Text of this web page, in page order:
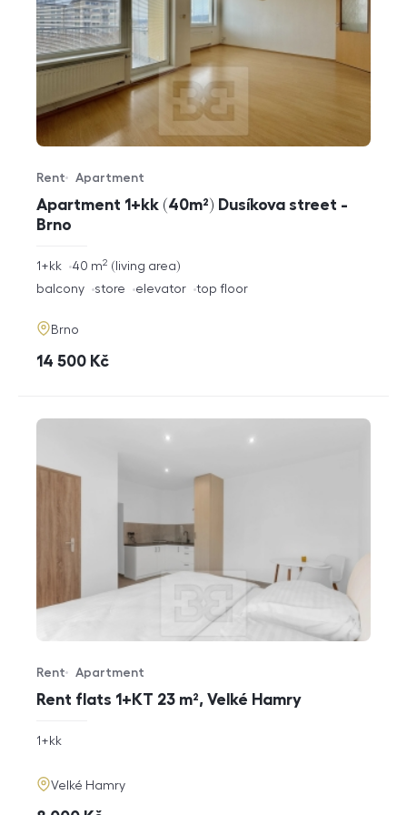
Apartment 1+kk (40m²) Dusíkova street -
Brno
Offer type
Rent
Property type
Apartment
rozměry
1+kk living area
40 m2
funkce
balcony store elevator top floor
adresa
Brno
cena
14 500 Kč
Rent flats 1+KT 23 m², Velké Hamry
Offer type
Rent
Property type
Apartment
rozměry
1+kk
adresa
Velké Hamry